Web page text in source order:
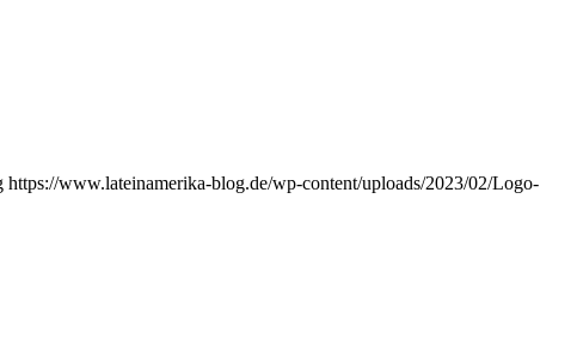
https://www.lateinamerika-blog.de/wp-content/uploads/2023/02/Logo-